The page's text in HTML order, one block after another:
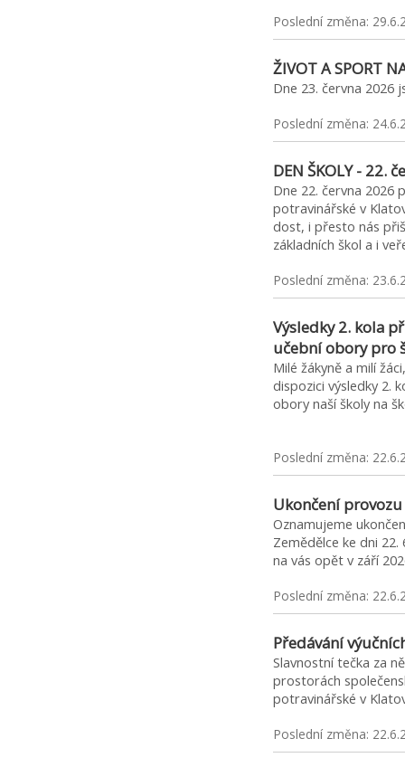
Poslední změna:
ŽIVOT A SPORT
Dne 23. června 2026
Poslední změna:
DEN ŠKOLY - 22.
Dne 22. června 2026
potravinářské v
dost, i přesto nás
základních škol a i
Poslední změna:
Výsledky 2. kola
učební obory pro
Milé žákyně a milí
dispozici výsledky 2.
obory naší školy
Poslední změna:
Ukončení
Oznamujeme
Zemědělce ke dni
na vás opět v září
Poslední změna:
Předávání
Slavnostní tečka za
prostorách
potravinářské v
Poslední změna: